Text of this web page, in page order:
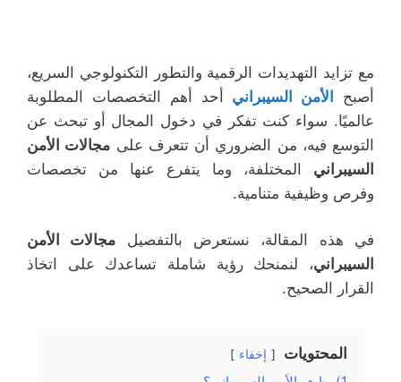
مع تزايد التهديدات الرقمية والتطور التكنولوجي السريع،
أصبح الأمن السيبراني أحد أهم التخصصات المطلوبة
عالميًا. سواء كنت تفكر في دخول المجال أو تبحث عن
التوسع فيه، من الضروري أن تتعرف على مجالات الأمن
السيبراني المختلفة، وما يتفرع عنها من تخصصات
وفرص وظيفية متنامية.
في هذه المقالة، نستعرض بالتفصيل مجالات الأمن
السيبراني، لنمنحك رؤية شاملة تساعدك على اتخاذ
القرار الصحيح.
المحتويات إخفاء